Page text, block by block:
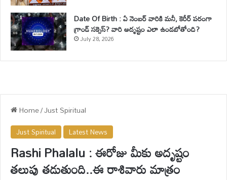
Date Of Birth : ఏ నెంబర్ వారికి మనీ, కెరీర్ పరంగా
గ్రాండ్ సక్సెస్? వారి అదృష్టం ఎలా ఉండబోతోంది?
July 28, 2026